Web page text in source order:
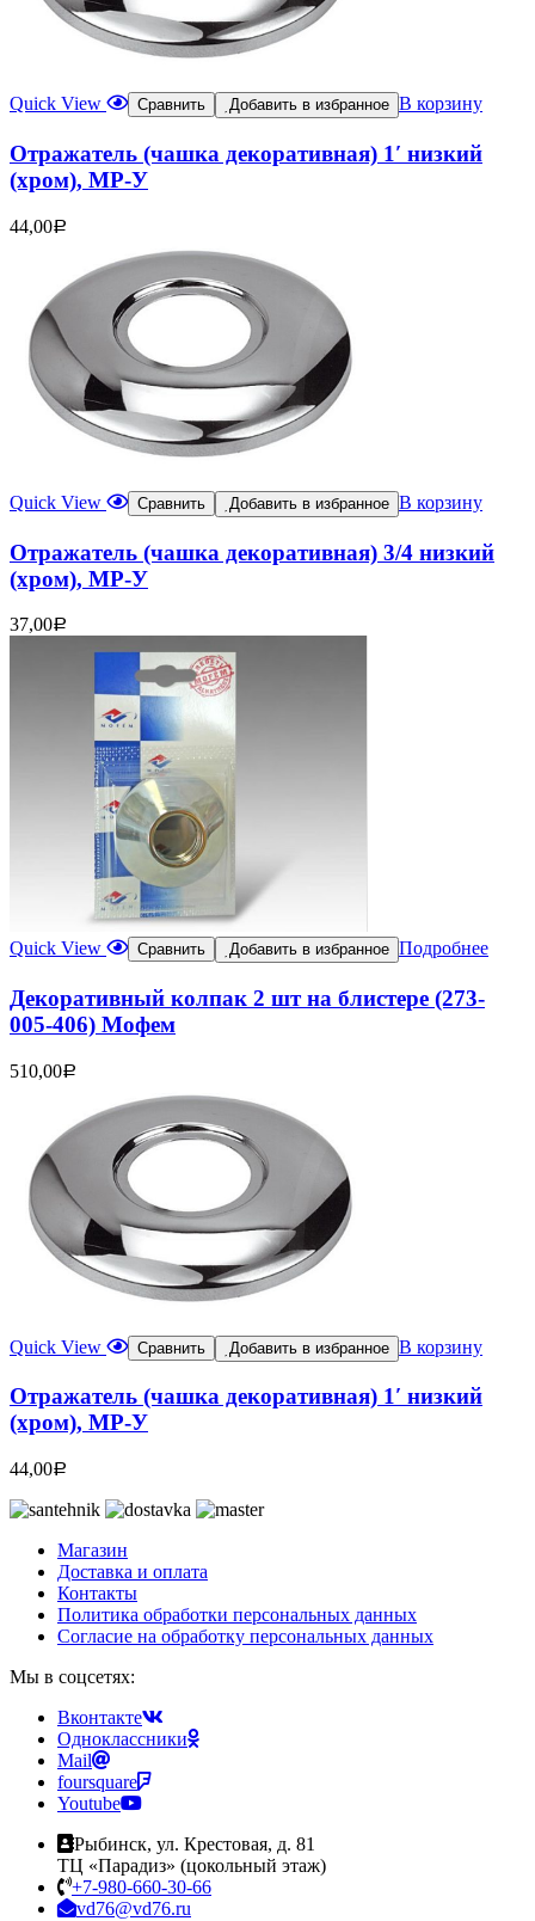
Quick View Сравнить Добавить в избранное В корзину
Отражатель (чашка декоративная) 1′ низкий
(хром), МР-У
44,00Р
Quick View Сравнить Добавить в избранное В корзину
Отражатель (чашка декоративная) 3/4 низкий
(хром), МР-У
37,00Р
Quick View Сравнить Добавить в избранное Подробнее
Декоративный колпак 2 шт на блистере (273-
005-406) Мофем
510,00Р
Quick View Сравнить Добавить в избранное В корзину
Отражатель (чашка декоративная) 1′ низкий
(хром), МР-У
44,00Р
Магазин
Доставка и оплата
Контакты
Политика обработки персональных данных
Согласие на обработку персональных данных
Мы в соцсетях:
Вконтакте
Одноклассники
Mail
foursquare
Youtube
Рыбинск, ул. Крестовая, д. 81
ТЦ «Парадиз» (цокольный этаж)
+7-980-660-30-66
vd76@vd76.ru